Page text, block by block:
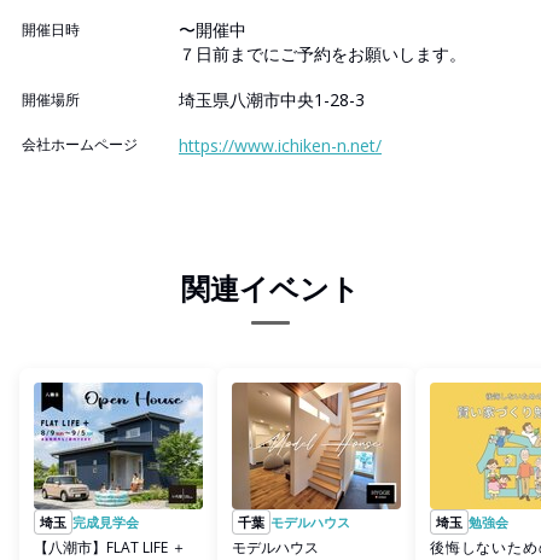
開催日時
〜開催中
７日前までにご予約をお願いします。
開催場所 埼玉県八潮市中央1-28-3
会社ホームページ https://www.ichiken-n.net/
関連イベント
埼玉 完成見学会
【八潮市】FLAT LIFE ＋
千葉 モデルハウス
モデルハウス
埼玉 勉強会
後悔しないた